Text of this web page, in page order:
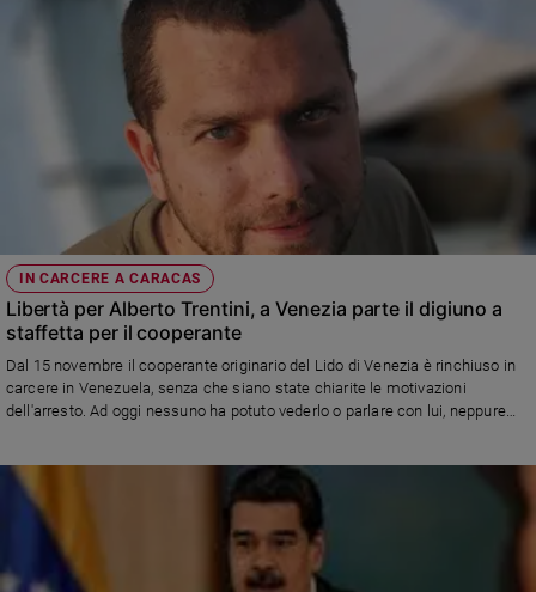
IN CARCERE A CARACAS
Libertà per Alberto Trentini, a Venezia parte il digiuno a
staffetta per il cooperante
Dal 15 novembre il cooperante originario del Lido di Venezia è rinchiuso in
carcere in Venezuela, senza che siano state chiarite le motivazioni
dell'arresto. Ad oggi nessuno ha potuto vederlo o parlare con lui, neppure